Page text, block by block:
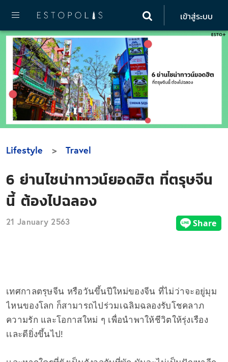
เข้าสู่ระบบ
Lifestyle Travel
6 ย่านไชน่าทาวน์ยอดฮิต ที่ตรุษจีน
นี้ ต้องไปฉลอง
21 January 2563
เทศกาลตรุษจีน หรือวันขึ้นปีใหม่ของจีน ที่ไม่ว่าจะอยู่มุม
ไหนของโลก ก็สามารถไปร่วมเฉลิมฉลองรับโชคลาภ
ความรัก และโอกาสใหม่ ๆ เพื่อนำพาให้ชีวิตให้รุ่งเรือง
เเละดียิ่งขึ้นไป!